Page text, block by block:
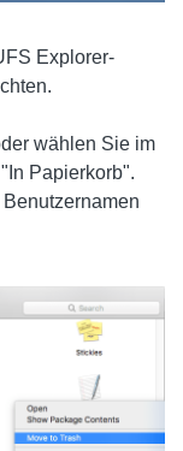
Explorer-
wählen Sie im
Papierkorb".